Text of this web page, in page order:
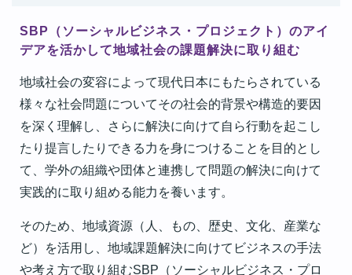
SBP（ソーシャルビジネス・プロジェクト）のアイ
デアを活かして地域社会の課題解決に取り組む
地域社会の変容によって現代日本にもたらされている
様々な社会問題についてその社会的背景や構造的要因
を深く理解し、さらに解決に向けて自ら行動を起こし
たり提言したりできる力を身につけることを目的とし
て、学外の組織や団体と連携して問題の解決に向けて
実践的に取り組める能力を養います。
そのため、地域資源（人、もの、歴史、文化、産業な
ど）を活用し、地域課題解決に向けてビジネスの手法
や考え方で取り組むSBP（ソーシャルビジネス・プロ